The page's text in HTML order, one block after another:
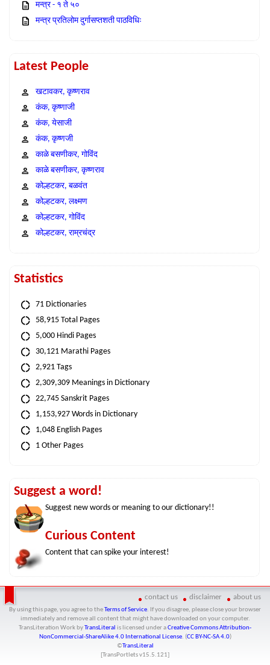
मन्त्र - १ ते ५०
मन्त्र प्रतिलोम दुर्गासप्तशती पाठविधिः
Latest People
खटावकर, कृष्णराव
कंक, कृष्णाजी
कंक, येसाजी
कंक, कृष्णजी
काळे बसणीकर, गोविंद
काळे बसणीकर, कृष्णराव
कोल्हटकर, बळवंत
कोल्हटकर, लक्ष्मण
कोल्हटकर, गोविंद
कोल्हटकर, राम्रचंद्र
Statistics
71 Dictionaries
58,915 Total Pages
5,000 Hindi Pages
30,121 Marathi Pages
2,921 Tags
2,309,309 Meanings in Dictionary
22,745 Sanskrit Pages
1,153,927 Words in Dictionary
1,048 English Pages
1 Other Pages
Suggest a word!
Suggest new words or meaning to our dictionary!!
Curious Content
Content that can spike your interest!
contact us disclaimer about us
By using this page, you agree to the Terms of Service. If you disagree, please close your browser
immediately and remove all content that might have downloaded on your computer.
TransLiteration Workby TransLiteral is licensed under aCreative Commons Attribution-
NonCommercial-ShareAlike 4.0 International License. (CC BY-NC-SA 4.0)
©TransLiteral
[TransPortlets v15.5.121